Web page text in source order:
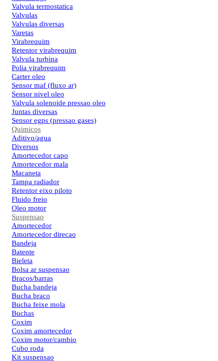
Valvula termostatica
Valvulas
Valvulas diversas
Varetas
Virabrequim
Retentor virabrequim
Valvula turbina
Polia virabrequim
Carter oleo
Sensor maf (fluxo ar)
Sensor nivel oleo
Valvula solenoide pressao oleo
Juntas diversas
Sensor egps (pressao gases)
Quimicos
Aditivo/agua
Diversos
Amortecedor capo
Amortecedor mala
Macaneta
Tampa radiador
Retentor eixo piloto
Fluido freio
Oleo motor
Suspensao
Amortecedor
Amortecedor direcao
Bandeja
Batente
Bieleta
Bolsa ar suspensao
Bracos/barras
Bucha bandeja
Bucha braco
Bucha feixe mola
Buchas
Coxim
Coxim amortecedor
Coxim motor/cambio
Cubo roda
Kit suspensao